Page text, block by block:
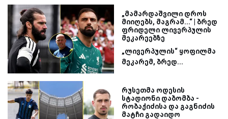
„მამარდაშვილი დროს
მიიღებს, მაგრამ...“ | ბრედ
ფრიდელი ლივერპულის
მეკარეებზე
„ლივერპულის“ ყოფილმა
მეკარემ, ბრედ...
რუსეთმა ოდესის
სტადიონი დაბომბა -
რობაქიძისა და გაგნიძის
მატჩი გადაიდო